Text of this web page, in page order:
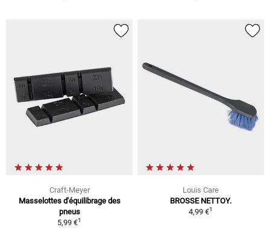
Craft-Meyer
Masselottes d'équilibrage des
pneus
5,99 €1
Louis Care
BROSSE NETTOY.
4,99 €1